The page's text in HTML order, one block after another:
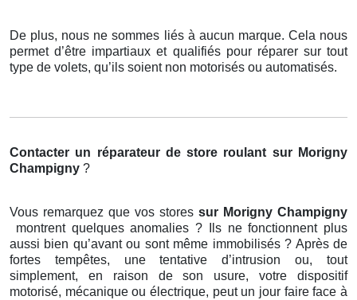
De plus, nous ne sommes liés à aucun marque. Cela nous
permet d’être impartiaux et qualifiés pour réparer sur tout
type de volets, qu’ils soient non motorisés ou automatisés.
Contacter un réparateur de store roulant sur Morigny
Champigny ?
Vous remarquez que vos stores sur Morigny Champigny
montrent quelques anomalies ? Ils ne fonctionnent plus
aussi bien qu’avant ou sont même immobilisés ? Après de
fortes tempêtes, une tentative d’intrusion ou, tout
simplement, en raison de son usure, votre dispositif
motorisé, mécanique ou électrique, peut un jour faire face à